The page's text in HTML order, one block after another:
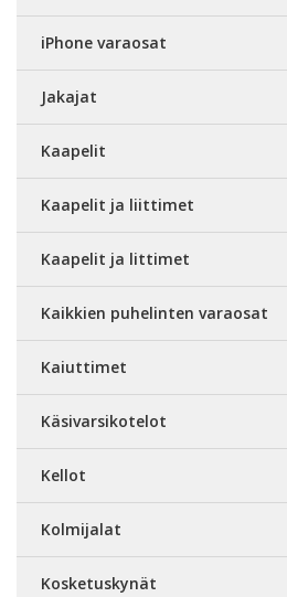
iPhone varaosat
Jakajat
Kaapelit
Kaapelit ja liittimet
Kaapelit ja littimet
Kaikkien puhelinten varaosat
Kaiuttimet
Käsivarsikotelot
Kellot
Kolmijalat
Kosketuskynät